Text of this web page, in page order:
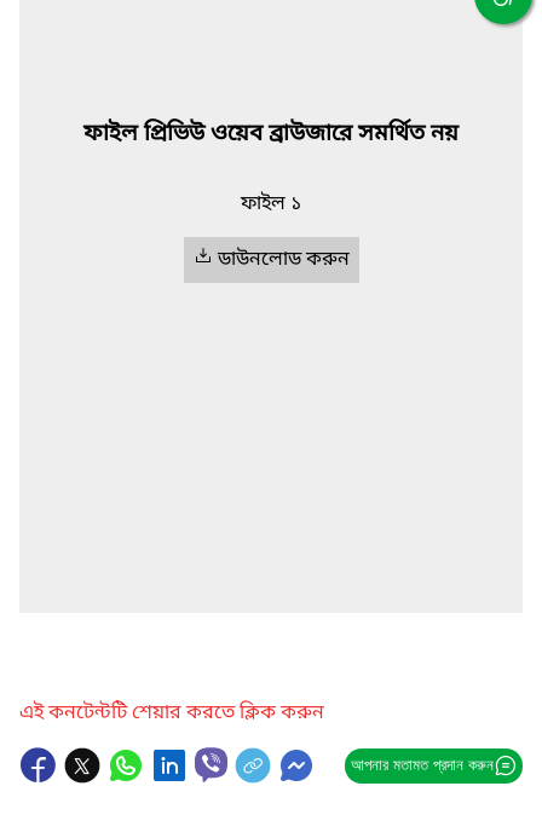
ফাইল প্রিভিউ ওয়েব ব্রাউজারে সমর্থিত নয়
ফাইল ১
ডাউনলোড করুন
এই কনটেন্টটি শেয়ার করতে ক্লিক করুন
আপনার মতামত প্রদান করুন